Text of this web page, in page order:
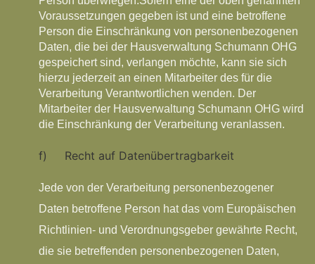
Voraussetzungen gegeben ist und eine betroffene
Person die Einschränkung von personenbezogenen
Daten, die bei der Hausverwaltung Schumann OHG
gespeichert sind, verlangen möchte, kann sie sich
hierzu jederzeit an einen Mitarbeiter des für die
Verarbeitung Verantwortlichen wenden. Der
Mitarbeiter der Hausverwaltung Schumann OHG wird
die Einschränkung der Verarbeitung veranlassen.
f) Recht auf Datenübertragbarkeit
Jede von der Verarbeitung personenbezogener
Daten betroffene Person hat das vom Europäischen
Richtlinien- und Verordnungsgeber gewährte Recht,
die sie betreffenden personenbezogenen Daten,